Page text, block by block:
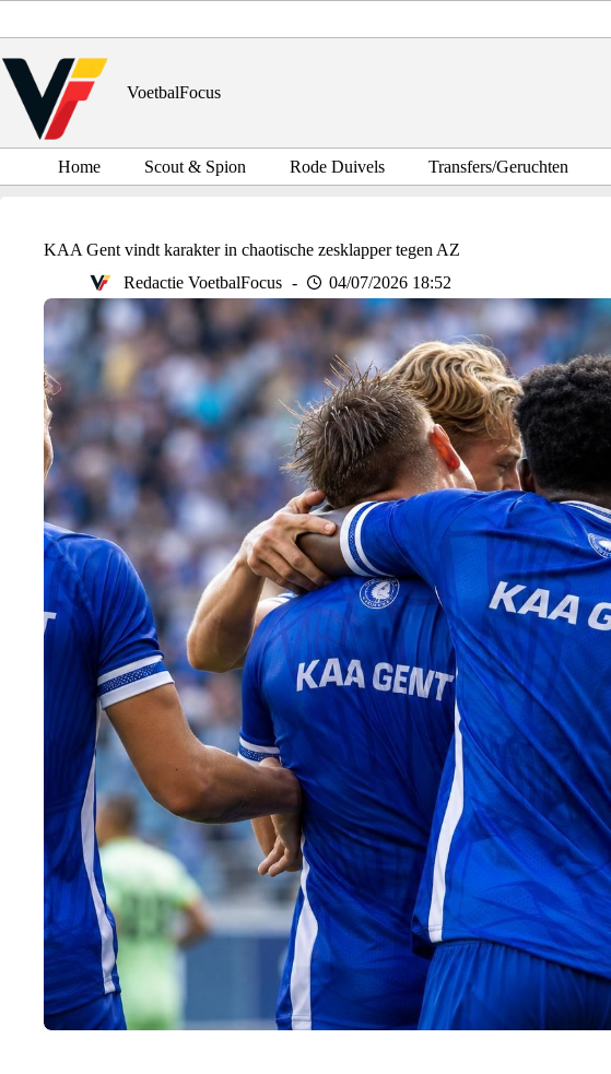
inhoud
VoetbalFocus
Home Scout & Spion Rode Duivels Transfers/Geruchten
KAA Gent vindt karakter in chaotische zesklapper tegen AZ
Redactie VoetbalFocus
04/07/2026 18:52